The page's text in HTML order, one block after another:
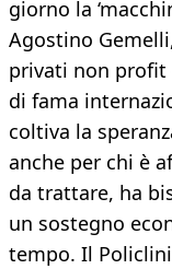
giorno la
Agostino
privati non profit
di fama
coltiva la
anche per chi è
da trattare, ha
un sostegno
tempo. Il